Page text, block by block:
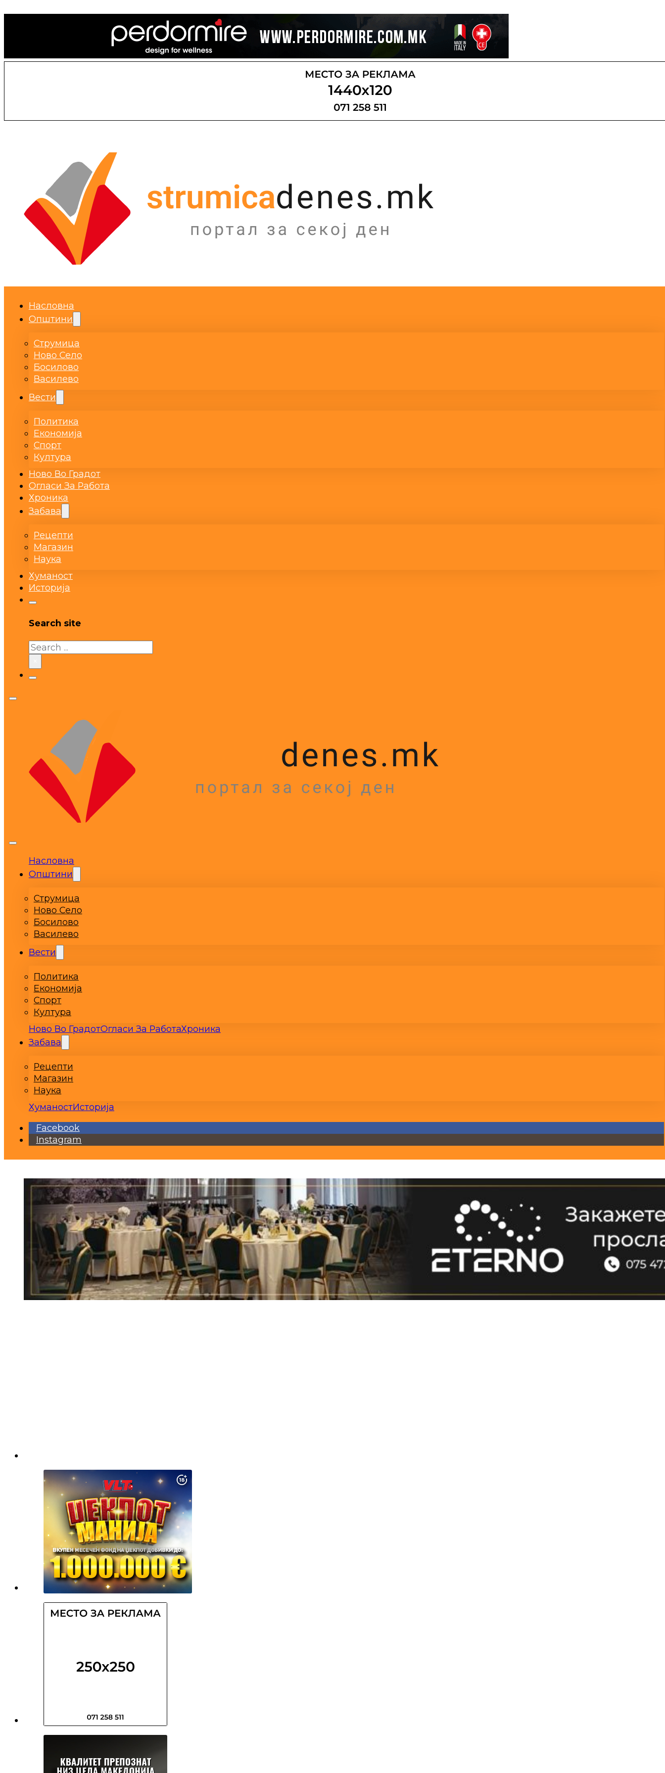
Насловна
Општини
Струмица
Ново Село
Босилово
Василево
Вести
Политика
Економија
Спорт
Култура
Ново Во Градот
Огласи За Работа
Хроника
Забава
Рецепти
Магазин
Наука
Хуманост
Историја
Search site
Search
Насловна
Општини
Струмица
Ново Село
Босилово
Василево
Вести
Политика
Економија
Спорт
Култура
Ново Во ГрадотОгласи За РаботаХроника
Забава
Рецепти
Магазин
Наука
ХуманостИсторија
Facebook
Instagram